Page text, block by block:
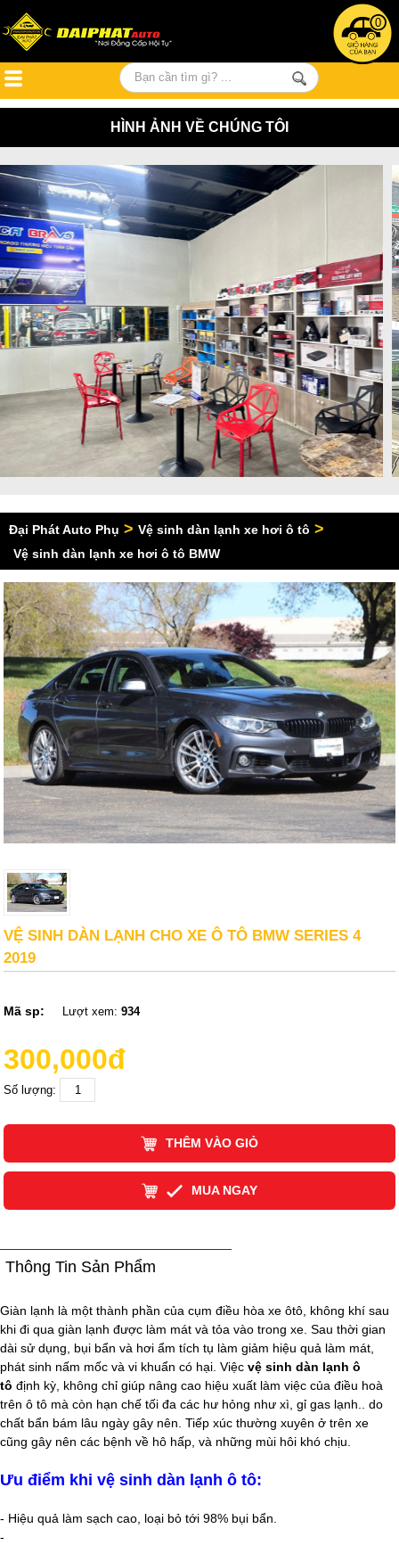
0
HÌNH ẢNH VỀ CHÚNG TÔI
Đại Phát Auto Phụ > Vệ sinh dàn lạnh xe hơi ô tô >
Vệ sinh dàn lạnh xe hơi ô tô BMW
VỆ SINH DÀN LẠNH CHO XE Ô TÔ BMW SERIES 4
2019
Mã sp: Lượt xem:934
300,000đ
Số lượng:
THÊM VÀO GIỎ
MUA NGAY
Thông Tin Sản Phẩm
Giàn lạnh là một thành phần của cụm điều hòa xe ôtô, không khí sau
khi đi qua giàn lạnh được làm mát và tỏa vào trong xe. Sau thời gian
dài sử dụng, bụi bẩn và hơi ẩm tích tụ làm giảm hiệu quả làm mát,
phát sinh nấm mốc và vi khuẩn có hại. Việc vệ sinh dàn lạnh ô
tô định kỳ, không chỉ giúp nâng cao hiệu xuất làm việc của điều hoà
trên ô tô mà còn hạn chế tối đa các hư hỏng như xì, gỉ gas lạnh.. do
chất bẩn bám lâu ngày gây nên. Tiếp xúc thường xuyên ở trên xe
cũng gây nên các bệnh về hô hấp, và những mùi hôi khó chịu.
Ưu điểm khi vệ sinh dàn lạnh ô tô:
- Hiệu quả làm sạch cao, loại bỏ tới 98% bụi bẩn.
-